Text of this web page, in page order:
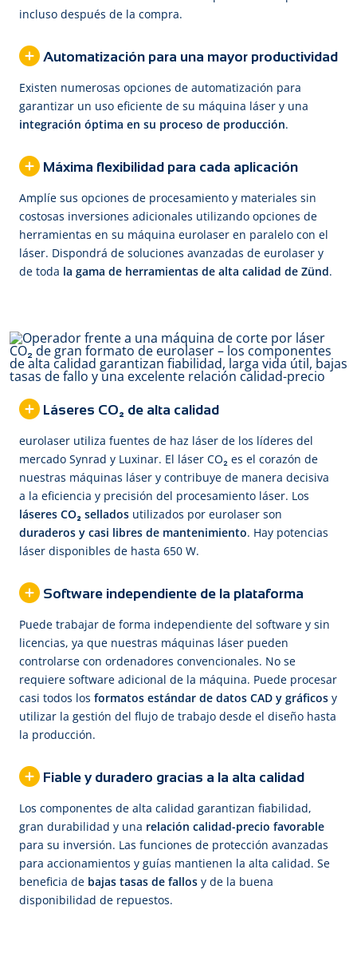
incluso después de la compra.
Automatización para una mayor productividad
Existen numerosas opciones de automatización para
garantizar un uso eficiente de su máquina láser y una
integración óptima en su proceso de producción.
Máxima flexibilidad para cada aplicación
Amplíe sus opciones de procesamiento y materiales sin
costosas inversiones adicionales utilizando opciones de
herramientas en su máquina eurolaser en paralelo con el
láser. Dispondrá de soluciones avanzadas de eurolaser y
de toda la gama de herramientas de alta calidad de Zünd.
Láseres CO₂ de alta calidad
eurolaser utiliza fuentes de haz láser de los líderes del
mercado Synrad y Luxinar. El láser CO₂ es el corazón de
nuestras máquinas láser y contribuye de manera decisiva
a la eficiencia y precisión del procesamiento láser. Los
láseres CO₂ sellados utilizados por eurolaser son
duraderos y casi libres de mantenimiento. Hay potencias
láser disponibles de hasta 650 W.
Software independiente de la plataforma
Puede trabajar de forma independiente del software y sin
licencias, ya que nuestras máquinas láser pueden
controlarse con ordenadores convencionales. No se
requiere software adicional de la máquina. Puede procesar
casi todos los formatos estándar de datos CAD y gráficos y
utilizar la gestión del flujo de trabajo desde el diseño hasta
la producción.
Fiable y duradero gracias a la alta calidad
Los componentes de alta calidad garantizan fiabilidad,
gran durabilidad y una relación calidad-precio favorable
para su inversión. Las funciones de protección avanzadas
para accionamientos y guías mantienen la alta calidad. Se
beneficia de bajas tasas de fallos y de la buena
disponibilidad de repuestos.